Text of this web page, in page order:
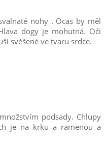
nohy . Ocas by měl
dogy je mohutná. Oči
svěšené ve tvaru srdce.
podsady. Chlupy
je na krku a ramenou a